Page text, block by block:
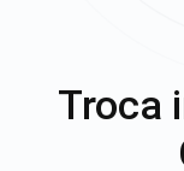
Troca